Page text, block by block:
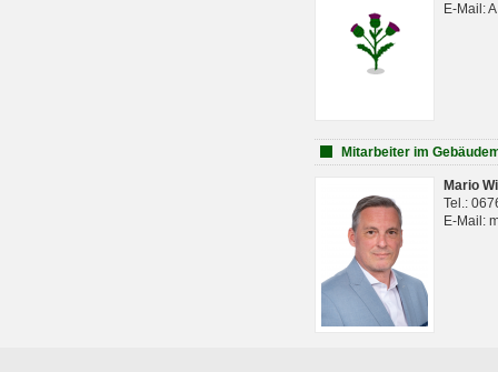
E-Mail:
Mitarbeiter im
Mario
Tel.:
E-Mail: